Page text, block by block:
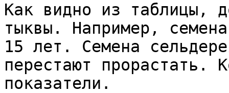
Как видно из таблицы,
тыквы. Например,
15 лет. Семена
перестают прорастать.
показатели.